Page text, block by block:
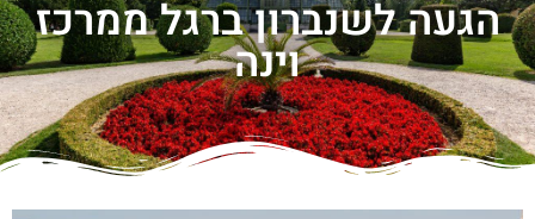
הגעה לשנברון ברגל ממרכז
וינה